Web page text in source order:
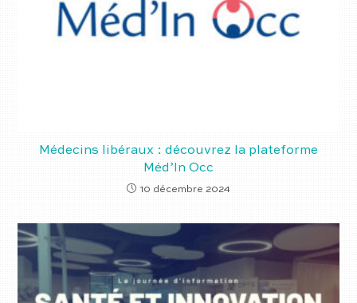
Médecins libéraux : découvrez la plateforme
Méd’In Occ
10 décembre 2024